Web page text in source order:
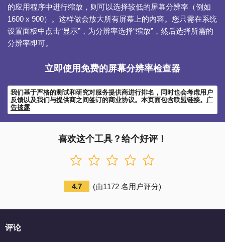
的应用程序中进行缩放，则可以选择较低的屏幕分辨率（例如
1600 x 900）。这样做会放大所有屏幕上的内容。您只需在系统
设置面板中点击“显示”，为分辨率选择“缩放”，然后选择所需的
分辨率即可。
立即使用免费的屏幕分辨率检查器
我们基于严格的测试和研究对服务提供商进行排名，同时也会考虑用户
反馈以及我们与提供商之间签订的商业协议。本页面包含联盟链接。 广
告披露
喜欢这个工具？给个好评！
4.7 (由1172名用户评分)
评论